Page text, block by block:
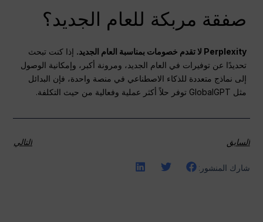
صفقة مربكة للعام الجديد؟
Perplexity لا تقدم خصومات بمناسبة العام الجديد.
إذا كنت تبحث
تحديدًا عن توفيرات في العام الجديد، ومرونة أكبر، وإمكانية الوصول
إلى نماذج متعددة للذكاء الاصطناعي في منصة واحدة، فإن البدائل
مثل GlobalGPT توفر حلاً أكثر عملية وفعالية من حيث التكلفة.
السابق التالي
شارك المنشور: